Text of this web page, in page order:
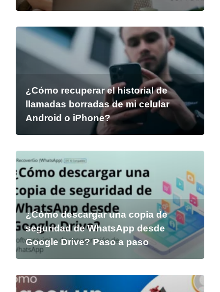
¿Cómo recuperar el historial de
llamadas borradas de mi celular
Android o iPhone?
¿Cómo descargar una copia de
seguridad de WhatsApp desde
Google Drive? Paso a paso